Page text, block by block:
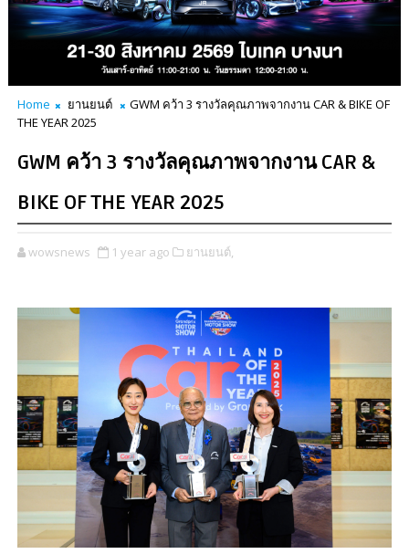
Home ยานยนต์
GWM คว้า 3 รางวัลคุณภาพจากงาน CAR & BIKE OF
THE YEAR 2025
GWM คว้า 3 รางวัลคุณภาพจากงาน CAR &
BIKE OF THE YEAR 2025
wowsnews 1 year ago ยานยนต์,